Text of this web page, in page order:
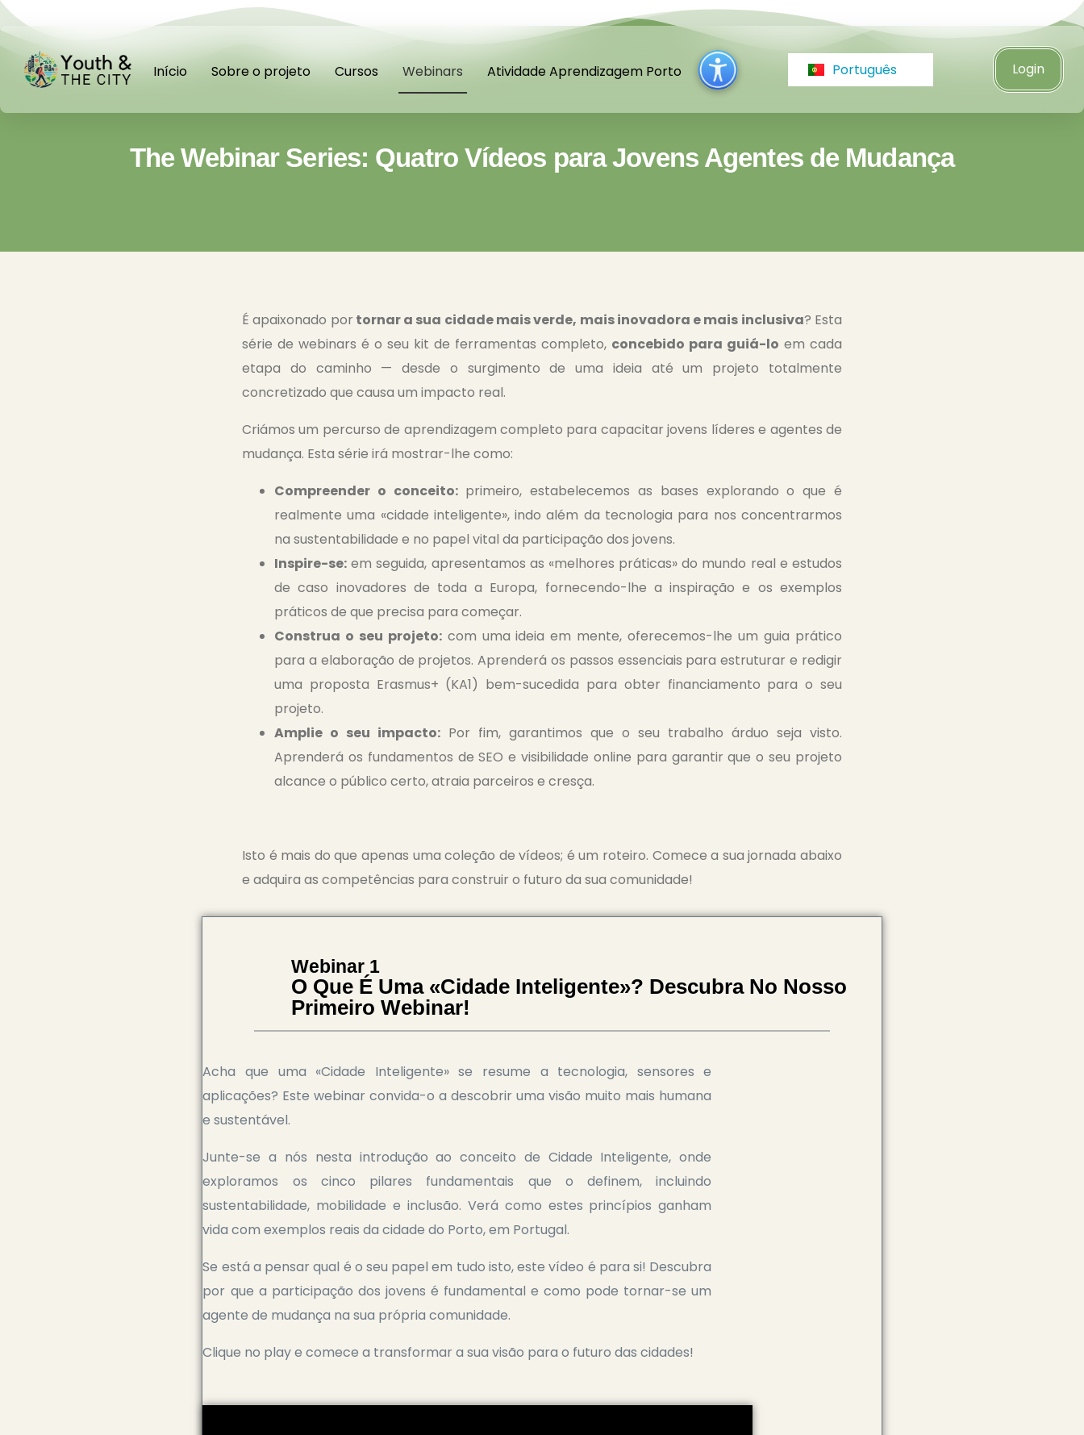
Início Sobre o projeto Cursos Webinars Atividade Aprendizagem Porto Português
Čeština
Login
The Webinar Series: Quatro Vídeos para Jovens Agentes de Mudança
É apaixonado por tornar a sua cidade mais verde, mais inovadora e mais inclusiva? Esta
série de webinars é o seu kit de ferramentas completo, concebido para guiá-lo em cada
etapa do caminho — desde o surgimento de uma ideia até um projeto totalmente
concretizado que causa um impacto real.
Criámos um percurso de aprendizagem completo para capacitar jovens líderes e agentes de
mudança. Esta série irá mostrar-lhe como:
Compreender o conceito:primeiro, estabelecemos as bases explorando o que é
realmente uma «cidade inteligente», indo além da tecnologia para nos concentrarmos
na sustentabilidade e no papel vital da participação dos jovens.
Inspire-se: em seguida, apresentamos as «melhores práticas» do mundo real e estudos
de caso inovadores de toda a Europa, fornecendo-lhe a inspiração e os exemplos
práticos de que precisa para começar.
Construa o seu projeto:com uma ideia em mente, oferecemos-lhe um guia prático
para a elaboração de projetos. Aprenderá os passos essenciais para estruturar e redigir
uma proposta Erasmus+ (KA1) bem-sucedida para obter financiamento para o seu
projeto.
Amplie o seu impacto: Por fim, garantimos que o seu trabalho árduo seja visto.
Aprenderá os fundamentos de SEO e visibilidade online para garantir que o seu projeto
alcance o público certo, atraia parceiros e cresça.
Isto é mais do que apenas uma coleção de vídeos; é um roteiro. Comece a sua jornada abaixo
e adquira as competências para construir o futuro da sua comunidade!
Webinar 1
O Que É Uma «Cidade Inteligente»? Descubra No Nosso
Primeiro Webinar!
Acha que uma «Cidade Inteligente» se resume a tecnologia, sensores e
aplicações? Este webinar convida-o a descobrir uma visão muito mais humana
e sustentável.
Junte-se a nós nesta introdução ao conceito de Cidade Inteligente, onde
exploramos os cinco pilares fundamentais que o definem, incluindo
sustentabilidade, mobilidade e inclusão. Verá como estes princípios ganham
vida com exemplos reais da cidade do Porto, em Portugal.
Se está a pensar qual é o seu papel em tudo isto, este vídeo é para si! Descubra
por que a participação dos jovens é fundamental e como pode tornar-se um
agente de mudança na sua própria comunidade.
Clique no play e comece a transformar a sua visão para o futuro das cidades!